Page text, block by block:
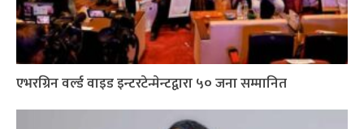
एभरग्रिन वर्ल्ड वाइड इन्टरटेन्मेन्टद्वारा ५० जना सम्मानित